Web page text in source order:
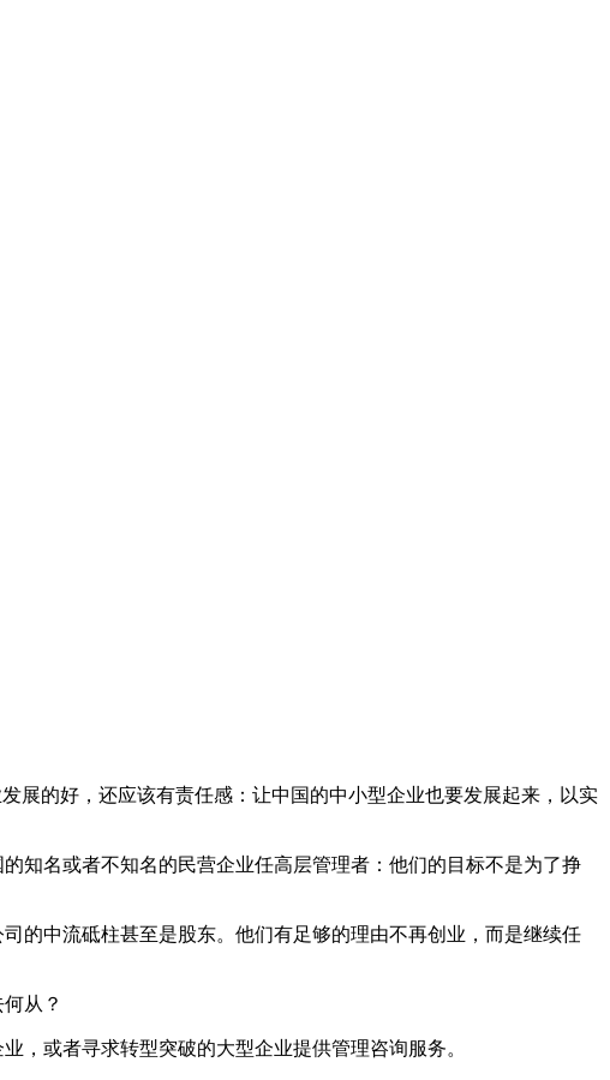
展的好，还应该有责任感：让中国的中小型企业也要发展起来，以实
知名或者不知名的民营企业任高层管理者：他们的目标不是为了挣
的中流砥柱甚至是股东。他们有足够的理由不再创业，而是继续任
从？
，或者寻求转型突破的大型企业提供管理咨询服务。